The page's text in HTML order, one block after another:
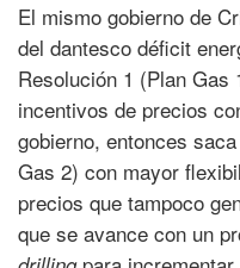
El mismo gobierno de
del dantesco déficit
Resolución 1 (Plan
incentivos de precios
gobierno, entonces
Gas 2) con mayor
precios que tampoco
que se avance con un